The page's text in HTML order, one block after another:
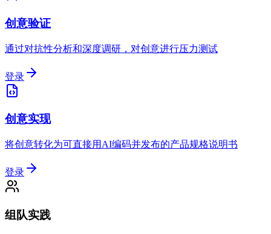
创意验证
通过对抗性分析和深度调研，对创意进行压力测试
登录
创意实现
将创意转化为可直接用AI编码并发布的产品规格说明书
登录
组队实践